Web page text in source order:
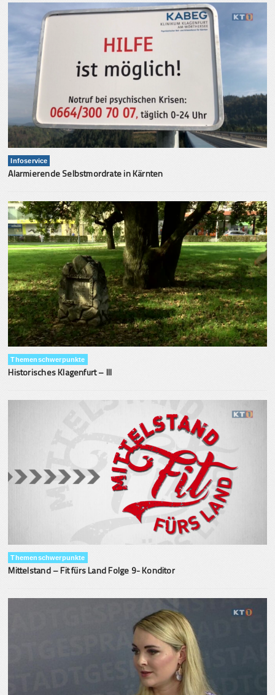
Infoservice
Alarmierende Selbstmordrate in Kärnten
Themenschwerpunkte
Historisches Klagenfurt – III
Themenschwerpunkte
Mittelstand – Fit fürs Land Folge 9- Konditor